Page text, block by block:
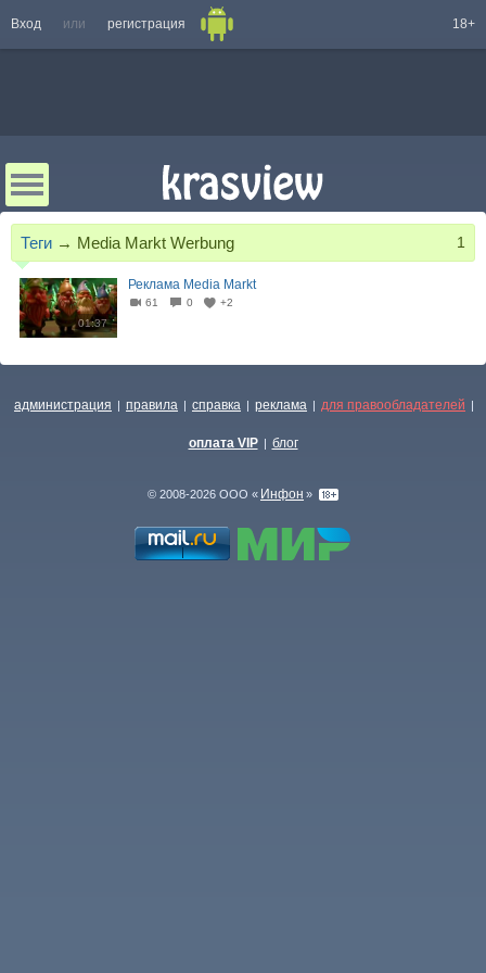
Вход или регистрация 18+
Теги → Media Markt Werbung 1
01:37
Реклама Media Markt
61 0 +2
администрация | правила | справка | реклама | для правообладателей |
оплата VIP | блог
© 2008-2026 ООО « Инфон »